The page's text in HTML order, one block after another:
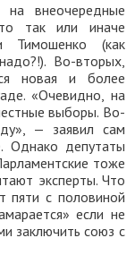
внеочередные
так или иначе
Тимошенко (как
Во-вторых,
новая и более
«Очевидно, на
выборы. Во-
— заявил сам
Однако депутаты
тоже
эксперты. Что
пяти с половиной
если не
заключить союз с